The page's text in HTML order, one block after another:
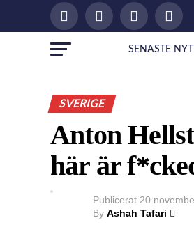
SENASTE NYTT
SVERIGE
Anton
här är
Publicerat 20
By Ashah Tafari